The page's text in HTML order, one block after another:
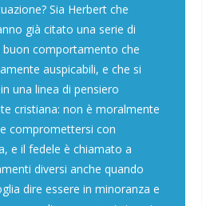
Sia Herbert che
già citato una serie di
buon comportamento che
auspicabili, e che si
una linea di pensiero
cristiana: non è moralmente
compromettersi con
e il fedele è chiamato a
diversi anche quando
dire essere in minoranza e